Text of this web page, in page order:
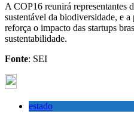
A COP16 reunirá representantes
sustentável da biodiversidade, e
reforça o impacto das startups
sustentabilidade.
Fonte: SEI
estado